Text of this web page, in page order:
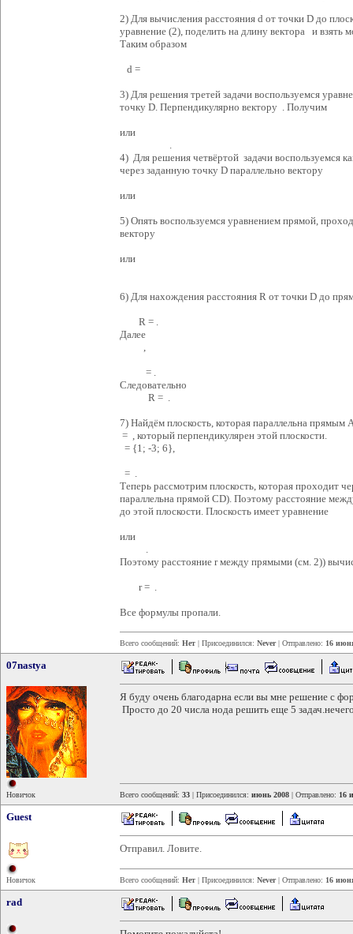
2) Для вычисления расстояния d от точки D до
уравнение (2), поделить на длину вектора и взять
Таким образом
d =
3) Для решения третей задачи воспользуемся
точку D. Перпендикулярно вектору . Получим
или
.
4) Для решения четвёртой задачи воспользуемся
через заданную точку D
или
5) Опять воспользуемся уравнением прямой,
вектору
или
6) Для нахождения расстояния R от точки D до
R = .
Далее
,
= .
Следовательно
R = .
7) Найдём плоскость, которая параллельна прямым
= , который перпендикулярен этой плоскости.
= {1; -3; 6},
= .
Теперь рассмотрим плоскость, которая проходит
параллельна прямой CD). Поэтому расстояние
до этой плоскости. Плоскость имеет уравнение
или
.
Поэтому расстояние r между прямыми (см. 2))
r = .
Все формулы пропали.
Всего сообщений: Нет | Присоединился: Never| Отправлено: 16
07nastya
Новичок
Я буду очень благодарна если вы мне решение с
Просто до 20 числа нода решить еще 5
Всего сообщений: 33 | Присоединился: июнь 2008 | Отправлено: 16
Guest
Новичок
Отправил. Ловите.
Всего сообщений: Нет | Присоединился: Never| Отправлено: 16
rad